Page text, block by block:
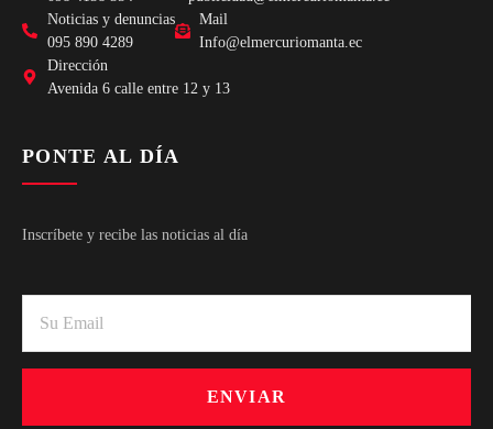
Noticias y denuncias
095 890 4289
Mail
Info@elmercuriomanta.ec
Dirección
Avenida 6 calle entre 12 y 13
PONTE AL DÍA
Inscríbete y recibe las noticias al día
ENVIAR